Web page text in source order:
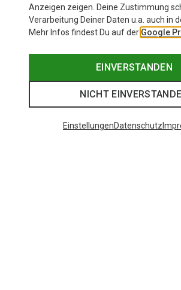
Anzeigen zeigen. Deine Zustimmung
Verarbeitung Deiner Daten u.a. auch in
Mehr Infos findest Du auf der Google
EINVERSTANDEN
NICHT
EinstellungenDatenschutz